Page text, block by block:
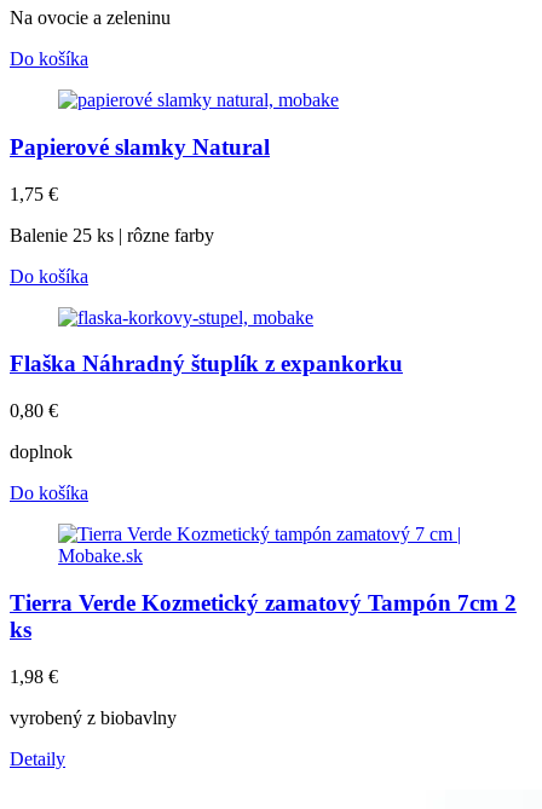
Na ovocie a zeleninu
Do košíka
Papierové slamky Natural
1,75 €
Balenie 25 ks | rôzne farby
Do košíka
Flaška Náhradný štuplík z expankorku
0,80 €
doplnok
Do košíka
Tierra Verde Kozmetický zamatový Tampón 7cm 2
ks
1,98 €
vyrobený z biobavlny
Detaily